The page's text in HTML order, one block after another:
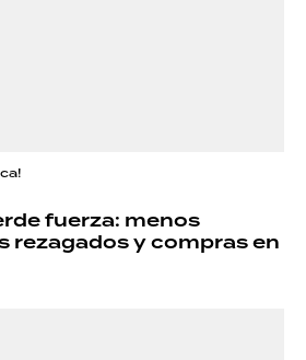
fuerza: menos
rezagados y compras en